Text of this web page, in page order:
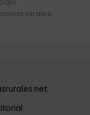
rurales